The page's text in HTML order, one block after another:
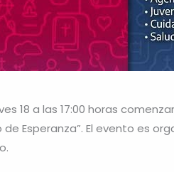
18 a las 17:00 horas
de Esperanza”. El evento es